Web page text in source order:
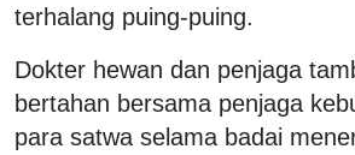
terhalang puing-puing.
Dokter hewan dan penjaga
bertahan bersama penjaga
para satwa selama badai